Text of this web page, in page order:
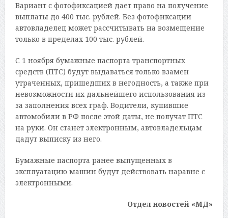
Вариант с фотофиксацией дает право на получение
выплаты до 400 тыс. рублей. Без фотофиксации
автовладелец может рассчитывать на возмещение
только в пределах 100 тыс. рублей.
С 1 ноября бумажные паспорта транспортных
средств (ПТС) будут выдаваться только взамен
утраченных, пришедших в негодность, а также при
невозможности их дальнейшего использования из-
за заполнения всех граф. Водители, купившие
автомобили в РФ после этой даты, не получат ПТС
на руки. Он станет электронным, автовладельцам
дадут выписку из него.
Бумажные паспорта ранее выпущенных в
эксплуатацию машин будут действовать наравне с
электронными.
Отдел новостей «МД»